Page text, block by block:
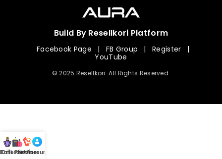
Build By Resellkori Platform
Facebook Page | FB Group | Register
|
YouTube
© 2025 Resellkori. All Rights Reserved.
mL Perfumes
Hotline
Account